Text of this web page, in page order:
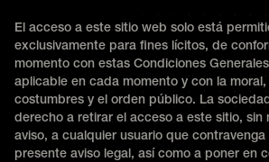
El acceso a este sitio web solo está
exclusivamente para fines lícitos, de
momento con estas Condiciones
aplicable en cada momento y con la moral,
costumbres y el orden público. La
derecho a retirar el acceso a este sitio, sin
aviso, a cualquier usuario que
presente aviso legal, así como a poner en